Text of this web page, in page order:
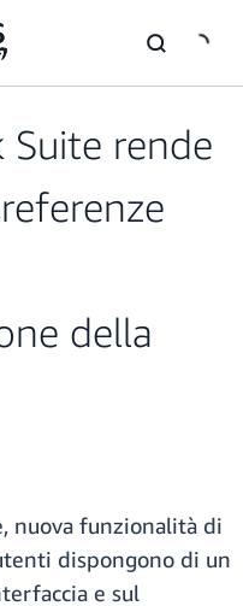
Suite rende
della
nuova funzionalità di
dispongono di un
e sul